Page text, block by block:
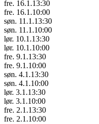
fre. 16.1.13:30
fre. 16.1.10:00
søn. 11.1.13:30
søn. 11.1.10:00
lør. 10.1.13:30
lør. 10.1.10:00
fre. 9.1.13:30
fre. 9.1.10:00
søn. 4.1.13:30
søn. 4.1.10:00
lør. 3.1.13:30
lør. 3.1.10:00
fre. 2.1.13:30
fre. 2.1.10:00